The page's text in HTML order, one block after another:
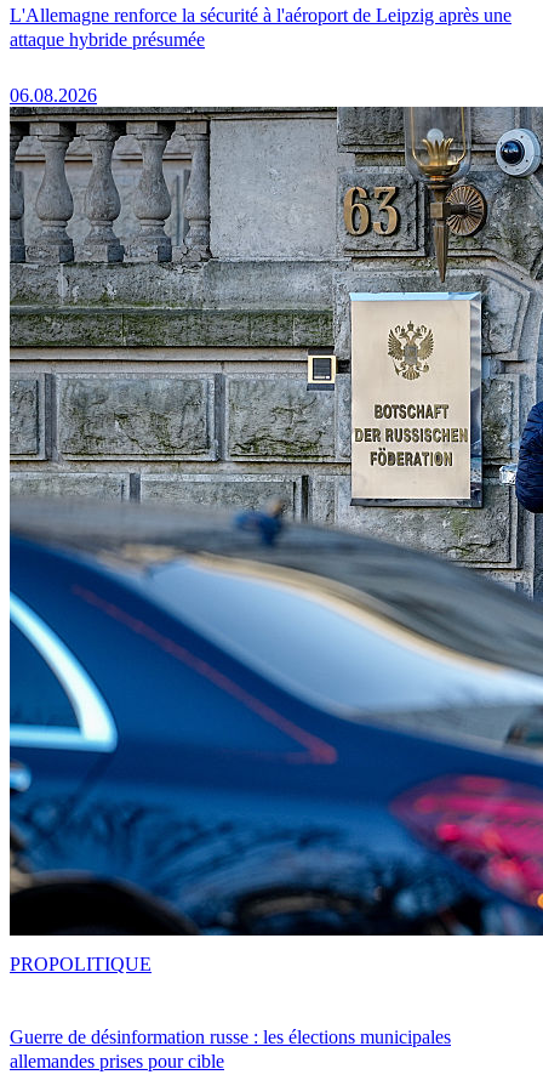
L'Allemagne renforce la sécurité à l'aéroport de Leipzig après une
attaque hybride présumée
06.08.2026
Guerre de désinformation russe : les élections municipales
allemandes prises pour cible
PROPOLITIQUE